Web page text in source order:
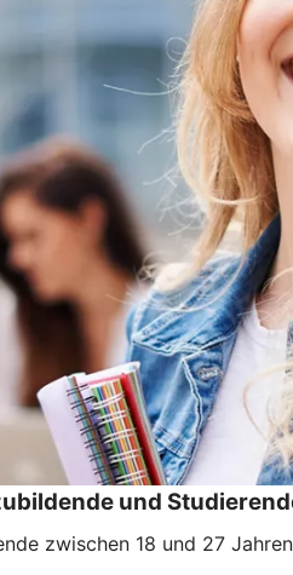
und
zwischen 18 und 27